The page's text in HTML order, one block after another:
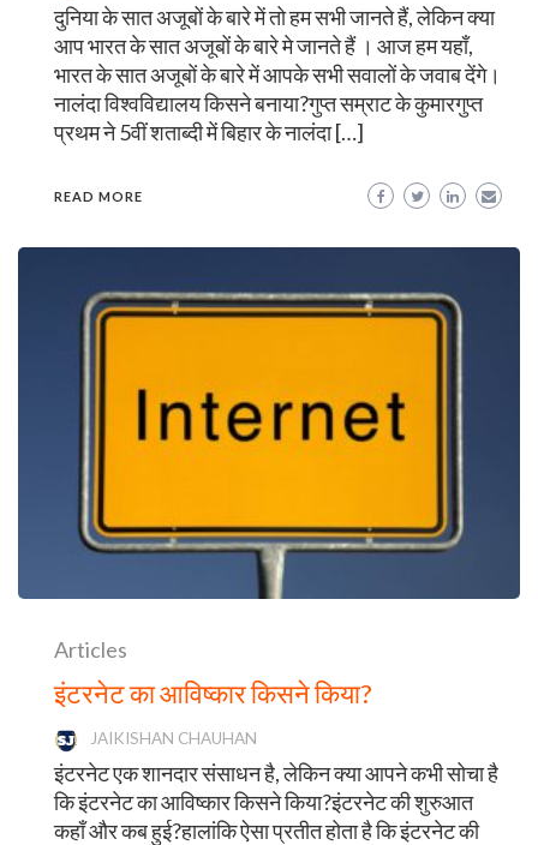
दुनिया के सात अजूबों के बारे में तो हम सभी जानते हैं, लेकिन क्या
आप भारत के सात अजूबों के बारे मे जानते हैं । आज हम यहाँ,
भारत के सात अजूबों के बारे में आपके सभी सवालों के जवाब देंगे।
नालंदा विश्वविद्यालय किसने बनाया?गुप्त सम्राट के कुमारगुप्त
प्रथम ने 5वीं शताब्दी में बिहार के नालंदा […]
READ MORE
Articles
इंटरनेट का आविष्कार किसने किया?
JAIKISHAN CHAUHAN
इंटरनेट एक शानदार संसाधन है, लेकिन क्या आपने कभी सोचा है
कि इंटरनेट का आविष्कार किसने किया?इंटरनेट की शुरुआत
कहाँ और कब हुई?हालांकि ऐसा प्रतीत होता है कि इंटरनेट की